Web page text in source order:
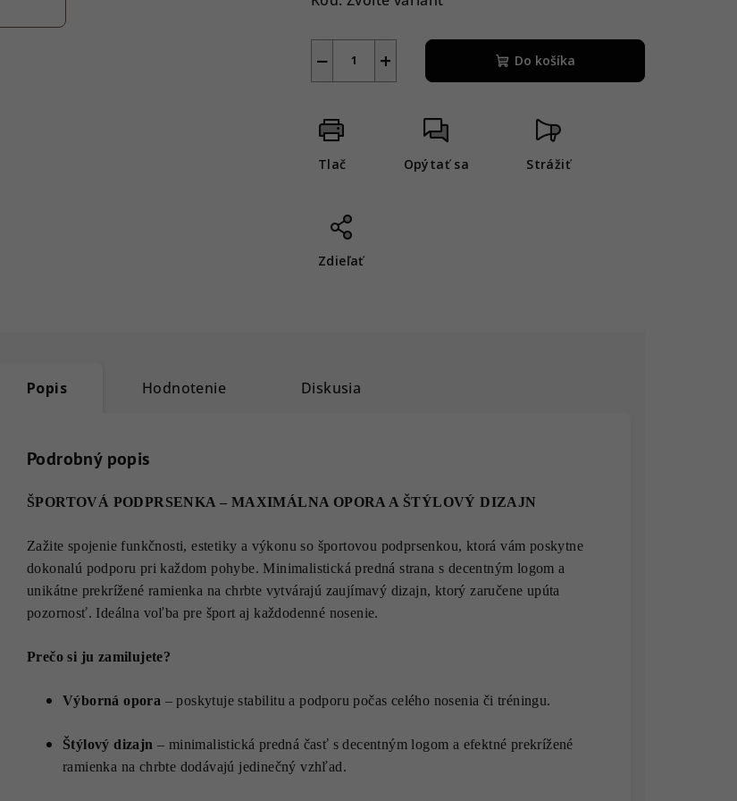
+
− Do košíka
Tlač Opýtať sa Strážiť
Zdieľať
Popis Hodnotenie Diskusia
Podrobný popis
ŠPORTOVÁ PODPRSENKA – MAXIMÁLNA OPORA A ŠTÝLOVÝ DIZAJN
Zažite spojenie funkčnosti, estetiky a výkonu so športovou podprsenkou, ktorá vám poskytne
dokonalú podporu pri každom pohybe. Minimalistická predná strana s decentným logom a
unikátne prekrížené ramienka na chrbte vytvárajú zaujímavý dizajn, ktorý zaručene upúta
pozornosť. Ideálna voľba pre šport aj každodenné nosenie.
Prečo si ju zamilujete?
Výborná opora – poskytuje stabilitu a podporu počas celého nosenia či tréningu.
Štýlový dizajn – minimalistická predná časť s decentným logom a efektné prekrížené
ramienka na chrbte dodávajú jedinečný vzhľad.